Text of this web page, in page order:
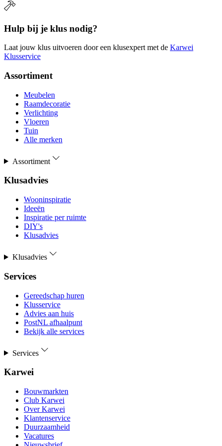
Hulp bij je klus nodig?
Laat jouw klus uitvoeren door een klusexpert met de Karwei
Klusservice
Assortiment
Meubelen
Raamdecoratie
Verlichting
Vloeren
Tuin
Alle merken
Assortiment
Klusadvies
Wooninspiratie
Ideeën
Inspiratie per ruimte
DIY's
Klusadvies
Klusadvies
Services
Gereedschap huren
Klusservice
Advies aan huis
PostNL afhaalpunt
Bekijk alle services
Services
Karwei
Bouwmarkten
Club Karwei
Over Karwei
Klantenservice
Duurzaamheid
Vacatures